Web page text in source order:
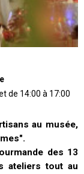
de 14:00 à 17:00
au musée,
des 13
ateliers tout au